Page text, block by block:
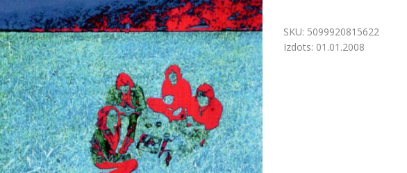
SKU: 5099920815622
Izdots: 01.01.2008